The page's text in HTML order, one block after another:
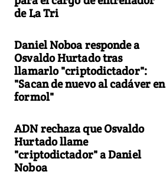
de La Tri
Daniel Noboa responde a
Osvaldo Hurtado tras
llamarlo "criptodictador":
"Sacan de nuevo al cadáver en
formol"
ADN rechaza que Osvaldo
Hurtado llame
"criptodictador" a Daniel
Noboa